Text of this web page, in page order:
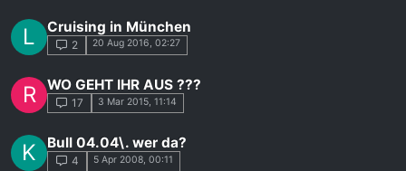
L Cruising in München
2 20 Aug 2016, 02:27
R WO GEHT IHR AUS ???
17 3 Mar 2015, 11:14
K Bull 04.04\. wer da?
4 5 Apr 2008, 00:11